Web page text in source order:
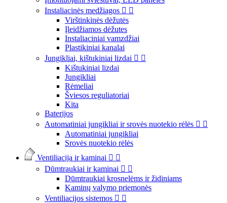
Instaliacinės medžiagos  
Virštinkinės dėžutės
Įleidžiamos dėžutes
Instaliaciniai vamzdžiai
Plastikiniai kanalai
Jungikliai, kištukiniai lizdai  
Kištukiniai lizdai
Jungikliai
Rėmeliai
Šviesos reguliatoriai
Kita
Baterijos
Automatiniai jungikliai ir srovės nuotekio rėlės  
Automatiniai jungikliai
Srovės nuotekio rėlės
Ventiliacija ir kaminai  
Dūmtraukiai ir kaminai  
Dūmtraukiai krosnelėms ir židiniams
Kaminų valymo priemonės
Ventiliacijos sistemos  